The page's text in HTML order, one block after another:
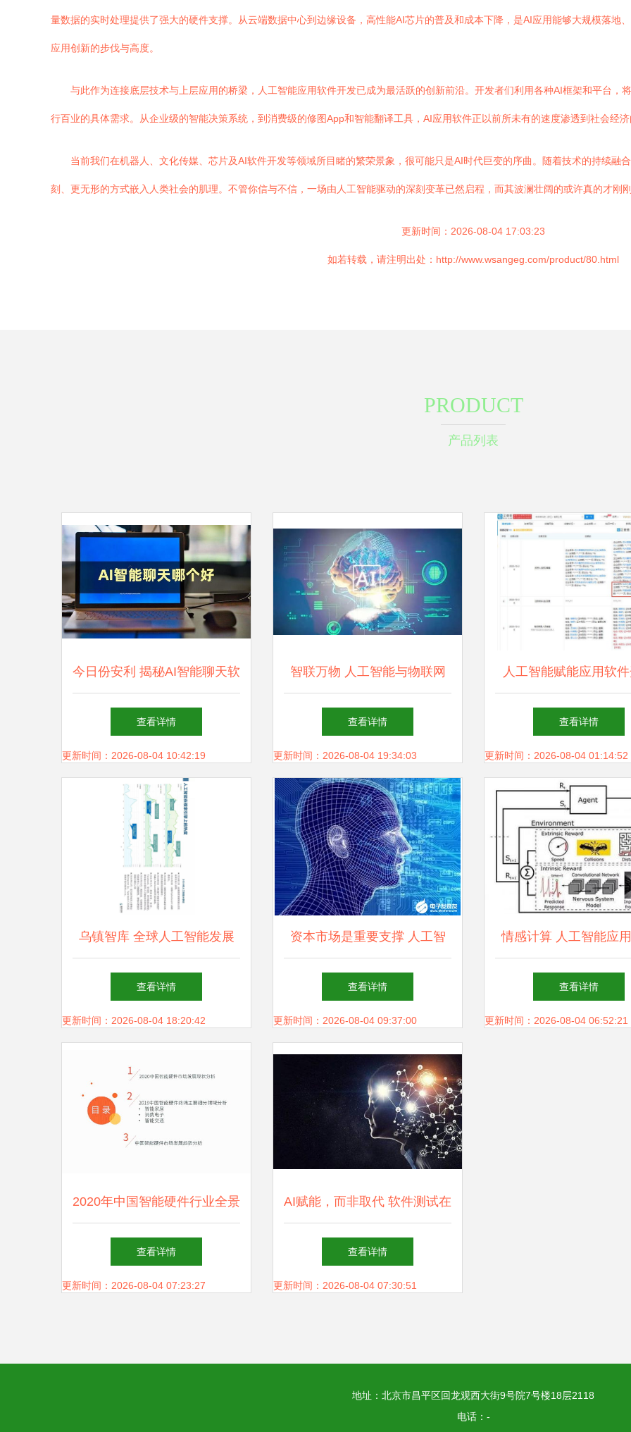
量数据的实时处理提供了强大的硬件支撑。从云端数据中心到边缘设备，高性能AI芯片的普及和成本下降，是AI应用能够大规模落地
应用创新的步伐与高度。
与此作为连接底层技术与上层应用的桥梁，人工智能应用软件开发已成为最活跃的创新前沿。开发者们利用各种AI框架和平台，
行百业的具体需求。从企业级的智能决策系统，到消费级的修图App和智能翻译工具，AI应用软件正以前所未有的速度渗透到社会经
当前我们在机器人、文化传媒、芯片及AI软件开发等领域所目睹的繁荣景象，很可能只是AI时代巨变的序曲。随着技术的持续融
刻、更无形的方式嵌入人类社会的肌理。不管你信与不信，一场由人工智能驱动的深刻变革已然启程，而其波澜壮阔的或许真的才刚
更新时间：2026-08-04 17:03:23
如若转载，请注明出处：http://www.wsangeg.com/product/80.html
PRODUCT
产品列表
今日份安利 揭秘AI智能聊天软
件有哪些与人工智能应用开发
的趋势
查看详情
更新时间：2026-08-04 10:42:19
智联万物 人工智能与物联网
引领的智能家居新纪元
查看详情
更新时间：2026-08-04 19:34:03
人工智能赋能应用软
变革与趋势
查看详情
更新时间：2026-08-04 01:14:52
乌镇智库 全球人工智能发展
报告2017框架下的人工智能应
用软件开发趋势
查看详情
更新时间：2026-08-04 18:20:42
资本市场是重要支撑 人工智
能应用软件发展带来的五
大“馅饼”与机遇
查看详情
更新时间：2026-08-04 09:37:00
情感计算 人工智能应
兴前沿与发展趋势
查看详情
更新时间：2026-08-04 06:52:21
2020年中国智能硬件行业全景
人工智能应用软件开发驱动新
增长
查看详情
更新时间：2026-08-04 07:23:27
AI赋能，而非取代 软件测试在
人工智能时代的价值与演进
查看详情
更新时间：2026-08-04 07:30:51
地址：北京市昌平区回龙观西大街9号院7号楼18层2118
电话：-